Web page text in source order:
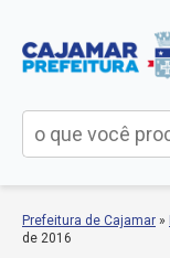
Prefeitura de Cajamar »
de 2016